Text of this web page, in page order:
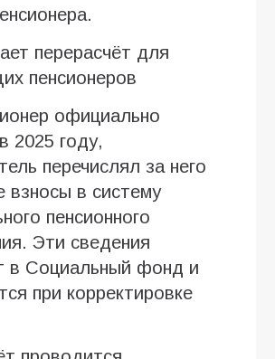
перерасчёт для
пенсионеров
официально
2025 году,
перечислял за него
взносы в систему
пенсионного
Эти сведения
в Социальный фонд и
при корректировке